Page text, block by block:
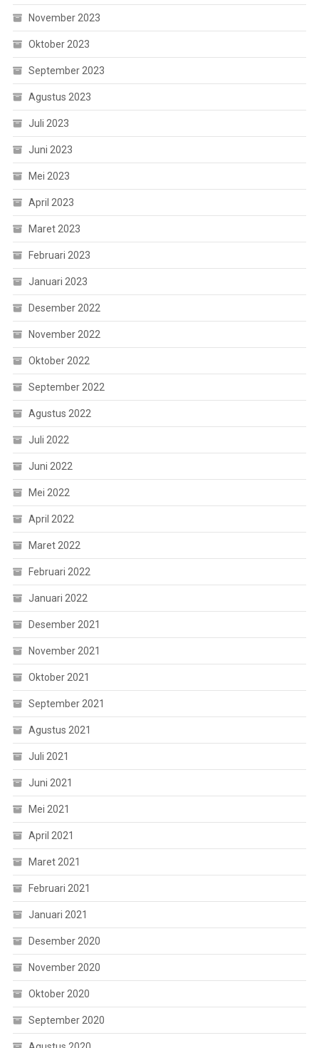
November 2023
Oktober 2023
September 2023
Agustus 2023
Juli 2023
Juni 2023
Mei 2023
April 2023
Maret 2023
Februari 2023
Januari 2023
Desember 2022
November 2022
Oktober 2022
September 2022
Agustus 2022
Juli 2022
Juni 2022
Mei 2022
April 2022
Maret 2022
Februari 2022
Januari 2022
Desember 2021
November 2021
Oktober 2021
September 2021
Agustus 2021
Juli 2021
Juni 2021
Mei 2021
April 2021
Maret 2021
Februari 2021
Januari 2021
Desember 2020
November 2020
Oktober 2020
September 2020